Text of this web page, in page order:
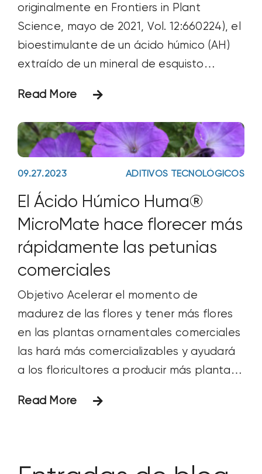
originalmente en Frontiers in Plant
Science, mayo de 2021, Vol. 12:660224), el
bioestimulante de un ácido húmico (AH)
extraído de un mineral de esquisto
Tom sometidas a un estrés nutricional
creciente Materiales y métodos Como
fuente de ácido húmico se utilizó un
mineral sedimentario
Read More
09.27.2023 ADITIVOS TECNOLÓGICOS
El Ácido Húmico Huma®
MicroMate hace florecer más
rápidamente las petunias
comerciales
Objetivo Acelerar el momento de
madurez de las flores y tener más flores
en las plantas ornamentales comerciales
las hará más comercializables y ayudará
a los floricultores a producir más plantas
este estudio era evaluar los efectos de
Read More